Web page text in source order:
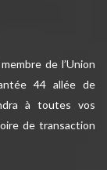
de l’Union
44 allée de
à toutes vos
de transaction